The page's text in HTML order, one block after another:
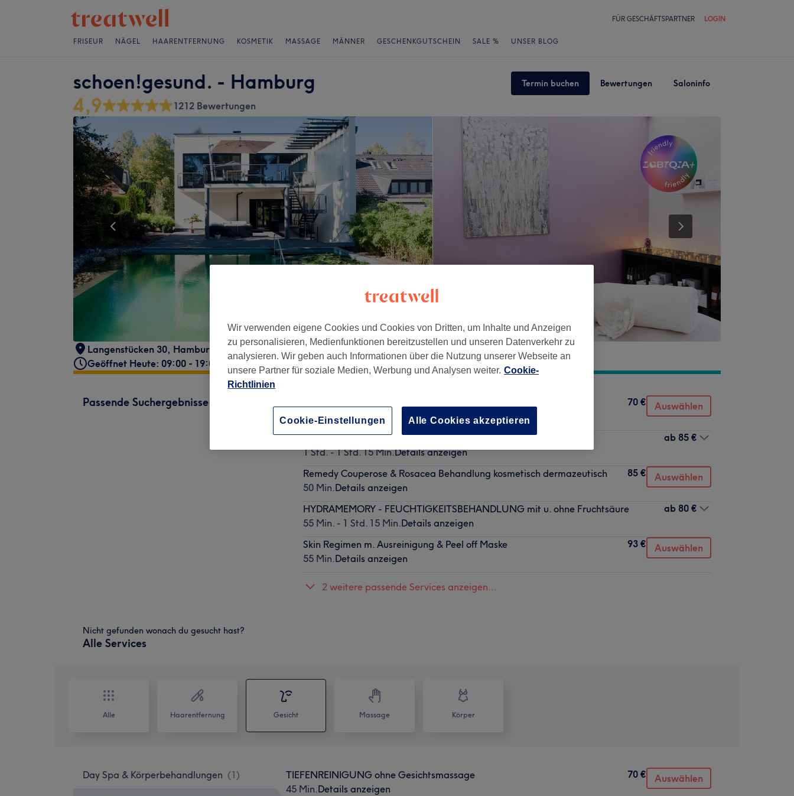
FÜR GESCHÄFTSPARTNER LOGIN
FRISEUR NÄGEL HAARENTFERNUNG KOSMETIK MASSAGE MÄNNER GESCHENKGUTSCHEIN SALE % UNSER BLOG
schoen!gesund. - Hamburg Termin buchen Bewertungen Saloninfo
4,9 1212 Bewertungen
Langenstücken 30, Hamburg, Poppenbüttel, 22393
Geöffnet Heute: 09:00 - 19:00
Passende Suchergebnisse
45 Min.Details anzeigen
70 € Auswählen
SUBLIME SKIN - für die reife Haut
1 Std. - 1 Std. 15 Min.Details anzeigen
ab 85 €
Remedy Couperose & Rosacea Behandlung kosmetisch dermazeutisch
50 Min.Details anzeigen
85 € Auswählen
HYDRAMEMORY - FEUCHTIGKEITSBEHANDLUNG mit u. ohne Fruchtsäure
55 Min. - 1 Std. 15 Min.Details anzeigen
ab 80 €
Skin Regimen m. Ausreinigung & Peel off Maske
55 Min.Details anzeigen
93 € Auswählen
2 weitere passende Services anzeigen...
Nicht gefunden wonach du gesucht hast?
Alle Services
Alle Haarentfernung Gesicht Massage Körper
Day Spa & Körperbehandlungen (1)
TIEFENREINIGUNG ohne Gesichtsmassage
45 Min.Details anzeigen
70 € Auswählen
Wir verwenden eigene Cookies und Cookies von Dritten, um Inhalte und Anzeigen
zu personalisieren, Medienfunktionen bereitzustellen und unseren Datenverkehr zu
analysieren. Wir geben auch Informationen über die Nutzung unserer Webseite an
unsere Partner für soziale Medien, Werbung und Analysen weiter. Cookie-
Richtlinien
Cookie-Einstellungen Alle Cookies akzeptieren